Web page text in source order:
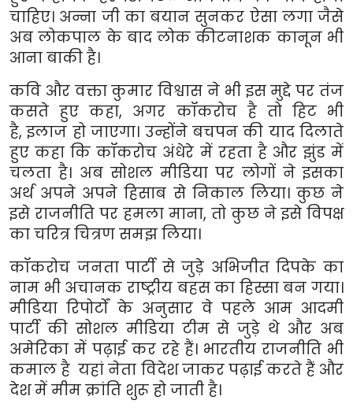
चाहिए। अन्ना जी का बयान सुनकर ऐसा लगा जैसे
अब लोकपाल के बाद लोक कीटनाशक कानून भी
आना बाकी है।
कवि और वक्ता कुमार विश्वास ने भी इस मुद्दे पर तंज
कसते हुए कहा, अगर कॉकरोच है तो हिट भी
है,इलाज हो जाएगा। उन्होंने बचपन की याद दिलाते
हुए कहा कि कॉकरोच अंधेरे में रहता है और झुंड में
चलता है। अब सोशल मीडिया पर लोगों ने इसका
अर्थ अपने अपने हिसाब से निकाल लिया। कुछ ने
इसे राजनीति पर हमला माना, तो कुछ ने इसे विपक्ष
का चरित्र चित्रण समझ लिया।
कॉकरोच जनता पार्टी से जुड़े अभिजीत दिपके का
नाम भी अचानक राष्ट्रीय बहस का हिस्सा बन गया।
मीडिया रिपोर्टों के अनुसार वे पहले आम आदमी
पार्टी की सोशल मीडिया टीम से जुड़े थे और अब
अमेरिका में पढ़ाई कर रहे हैं। भारतीय राजनीति भी
कमाल है यहां नेता विदेश जाकर पढ़ाई करते हैं और
देश में मीम क्रांति शुरू हो जाती है।